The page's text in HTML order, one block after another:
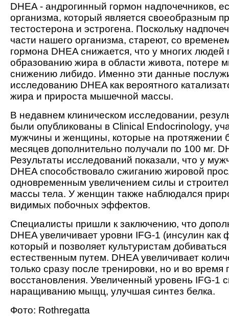
DHEA - андрогинный гормон надпочечников,
организма, который является своеобразным
тестостерона и эстрогена. Поскольку
части нашего организма, стареют, со
гормона DHEA снижается, что у многих людей
образованию жира в области живота, потере
снижению либидо. Именно эти данные
исследованию DHEA как вероятного
жира и прироста мышечной массы.
В недавнем клиническом исследовании,
были опубликованы в Clinical Endocrinology,
мужчины и женщины, которые на протяжении
месяцев дополнительно получали по 100 мг.
Результаты исследований показали, что у
DHEA способствовало сжиганию жировой
одновременным увеличением силы и
массы тела. У женщин также наблюдался
видимых побочных эффектов.
Специалисты пришли к заключению, что
DHEA увеличивает уровни IFG-1 (инсулин как
который и позволяет культуристам
естественным путем. DHEA увеличивает
только сразу после тренировки, но и во время
восстановления. Увеличенный уровень IFG-1
наращиванию мыщц, улучшая синтез белка.
Фото: Rothregatta